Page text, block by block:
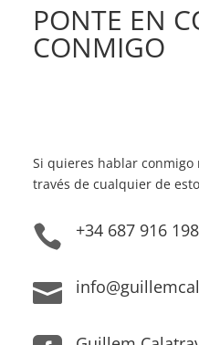
PONTE EN
CONMIGO
Si quieres hablar
través de cualquier de
 +34 687 916 198
